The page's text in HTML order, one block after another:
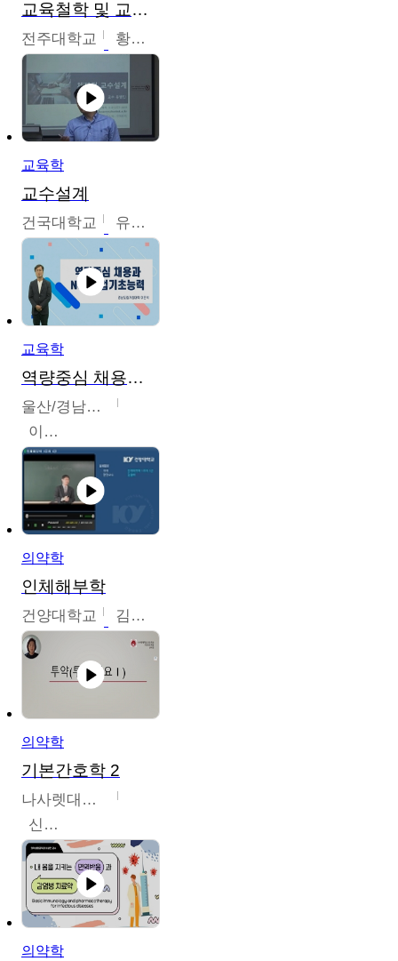
교육철학 및 교육사
전주대학교 황혜연
교육학
교수설계
건국대학교 유병민
교육학
역량중심 채용과 NCS직업기초능력
울산/경남권역센터
이은석
의약학
인체해부학
건양대학교 김철태
의약학
기본간호학 2
나사렛대학교
신미경
의약학